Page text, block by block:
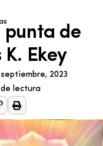
punta de
Ekey
2023
lectura